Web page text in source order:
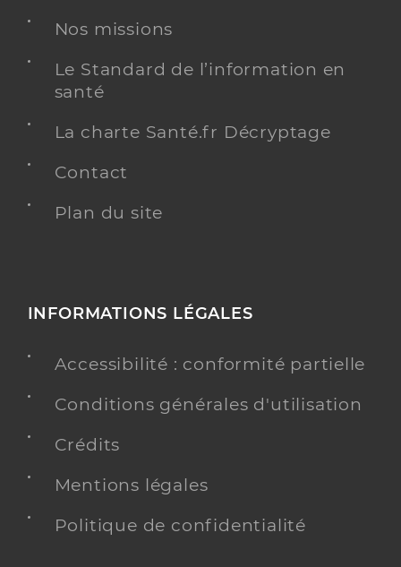
Nos missions
Le Standard de l’information en
santé
La charte Santé.fr Décryptage
Contact
Plan du site
INFORMATIONS LÉGALES
Accessibilité : conformité partielle
Conditions générales d'utilisation
Crédits
Mentions légales
Politique de confidentialité